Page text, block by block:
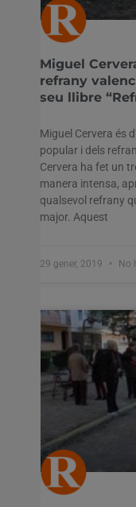
Miguel
refrany
seu llibre
Miguel Cervera és
popular i dels
Cervera ha fet un
manera intensa,
qualsevol refrany
major. Aquest
29 gener, 2019 No